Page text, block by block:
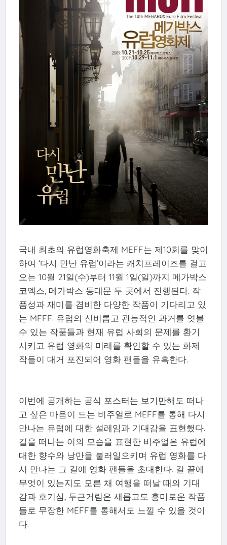
국내 최초의 유럽영화축제 MEFF는 제10회를 맞이
하여 ‘다시 만난 유럽’이라는 캐치프레이즈를 걸고
오는 10월 21일(수)부터 11월 1일(일)까지 메가박스
코엑스, 메가박스 동대문 두 곳에서 진행된다. 작
품성과 재미를 겸비한 다양한 작품이 기다리고 있
는 MEFF. 유럽의 신비롭고 관능적인 과거를 엿볼
수 있는 작품들과 현재 유럽 사회의 문제를 환기
시키고 유럽 영화의 미래를 확인할 수 있는 화제
작들이 대거 포진되어 영화 팬들을 유혹한다.
이번에 공개하는 공식 포스터는 보기만해도 떠나
고 싶은 마음이 드는 비주얼로 MEFF를 통해 다시
만나는 유럽에 대한 설레임과 기대감을 표현했다.
길을 떠나는 이의 모습을 표현한 비주얼은 유럽에
대한 향수와 낭만을 불러일으키며 유럽 영화를 다
시 만나는 그 길에 영화 팬들을 초대한다. 길 끝에
무엇이 있는지도 모른 채 여행을 떠날 때의 기대
감과 호기심, 두근거림은 새롭고도 흥미로운 작품
들로 무장한 MEFF를 통해서도 느낄 수 있을 것이
다.